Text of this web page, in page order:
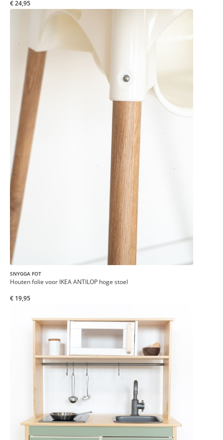
€ 24,95
SNYGGA FOT
Houten folie voor IKEA ANTILOP hoge stoel
€ 19,95